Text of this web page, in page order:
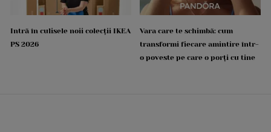
Intră în culisele noii colecții IKEA
PS 2026
Vara care te schimbă: cum
transformi fiecare amintire într-
o poveste pe care o porți cu tine